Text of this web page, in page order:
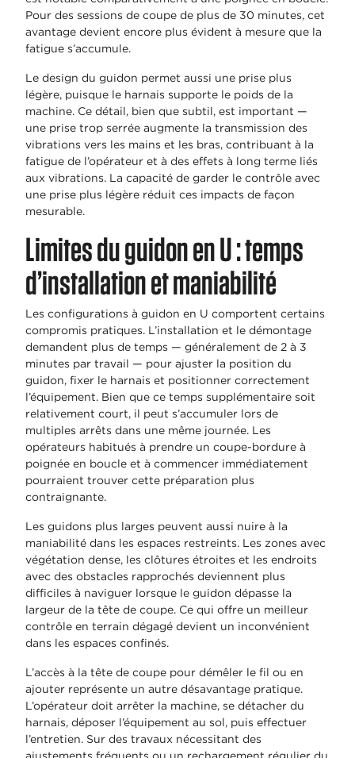
Pour des sessions de coupe de plus de 30 minutes, cet
avantage devient encore plus évident à mesure que la
fatigue s’accumule.
Le design du guidon permet aussi une prise plus
légère, puisque le harnais supporte le poids de la
machine. Ce détail, bien que subtil, est important —
une prise trop serrée augmente la transmission des
vibrations vers les mains et les bras, contribuant à la
fatigue de l’opérateur et à des effets à long terme liés
aux vibrations. La capacité de garder le contrôle avec
une prise plus légère réduit ces impacts de façon
mesurable.
Limites du guidon en U : temps
d’installation et maniabilité
Les configurations à guidon en U comportent certains
compromis pratiques. L’installation et le démontage
demandent plus de temps — généralement de 2 à 3
minutes par travail — pour ajuster la position du
guidon, fixer le harnais et positionner correctement
l’équipement. Bien que ce temps supplémentaire soit
relativement court, il peut s’accumuler lors de
multiples arrêts dans une même journée. Les
opérateurs habitués à prendre un coupe-bordure à
poignée en boucle et à commencer immédiatement
pourraient trouver cette préparation plus
contraignante.
Les guidons plus larges peuvent aussi nuire à la
maniabilité dans les espaces restreints. Les zones avec
végétation dense, les clôtures étroites et les endroits
avec des obstacles rapprochés deviennent plus
difficiles à naviguer lorsque le guidon dépasse la
largeur de la tête de coupe. Ce qui offre un meilleur
contrôle en terrain dégagé devient un inconvénient
dans les espaces confinés.
L’accès à la tête de coupe pour démêler le fil ou en
ajouter représente un autre désavantage pratique.
L’opérateur doit arrêter la machine, se détacher du
harnais, déposer l’équipement au sol, puis effectuer
l’entretien. Sur des travaux nécessitant des